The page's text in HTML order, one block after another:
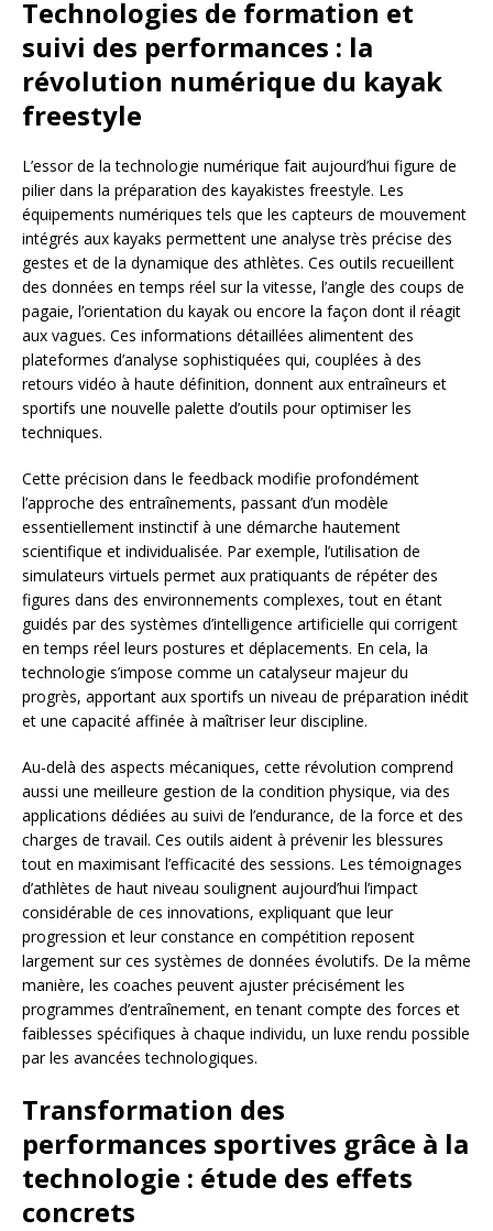
Technologies de formation et
suivi des performances : la
révolution numérique du kayak
freestyle
L’essor de la technologie numérique fait aujourd’hui figure de
pilier dans la préparation des kayakistes freestyle. Les
équipements numériques tels que les capteurs de mouvement
intégrés aux kayaks permettent une analyse très précise des
gestes et de la dynamique des athlètes. Ces outils recueillent
des données en temps réel sur la vitesse, l’angle des coups de
pagaie, l’orientation du kayak ou encore la façon dont il réagit
aux vagues. Ces informations détaillées alimentent des
plateformes d’analyse sophistiquées qui, couplées à des
retours vidéo à haute définition, donnent aux entraîneurs et
sportifs une nouvelle palette d’outils pour optimiser les
techniques.
Cette précision dans le feedback modifie profondément
l’approche des entraînements, passant d’un modèle
essentiellement instinctif à une démarche hautement
scientifique et individualisée. Par exemple, l’utilisation de
simulateurs virtuels permet aux pratiquants de répéter des
figures dans des environnements complexes, tout en étant
guidés par des systèmes d’intelligence artificielle qui corrigent
en temps réel leurs postures et déplacements. En cela, la
technologie s’impose comme un catalyseur majeur du
progrès, apportant aux sportifs un niveau de préparation inédit
et une capacité affinée à maîtriser leur discipline.
Au-delà des aspects mécaniques, cette révolution comprend
aussi une meilleure gestion de la condition physique, via des
applications dédiées au suivi de l’endurance, de la force et des
charges de travail. Ces outils aident à prévenir les blessures
tout en maximisant l’efficacité des sessions. Les témoignages
d’athlètes de haut niveau soulignent aujourd’hui l’impact
considérable de ces innovations, expliquant que leur
progression et leur constance en compétition reposent
largement sur ces systèmes de données évolutifs. De la même
manière, les coaches peuvent ajuster précisément les
programmes d’entraînement, en tenant compte des forces et
faiblesses spécifiques à chaque individu, un luxe rendu possible
par les avancées technologiques.
Transformation des
performances sportives grâce à la
technologie : étude des effets
concrets